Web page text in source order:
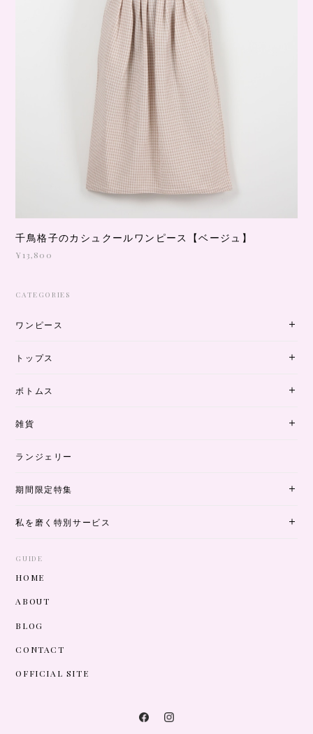
千鳥格子のカシュクールワンピース【ベージュ】
¥13,800
CATEGORIES
ワンピース
トップス
ボトムス
雑貨
ランジェリー
期間限定特集
私を磨く特別サービス
GUIDE
HOME
ABOUT
BLOG
CONTACT
OFFICIAL SITE